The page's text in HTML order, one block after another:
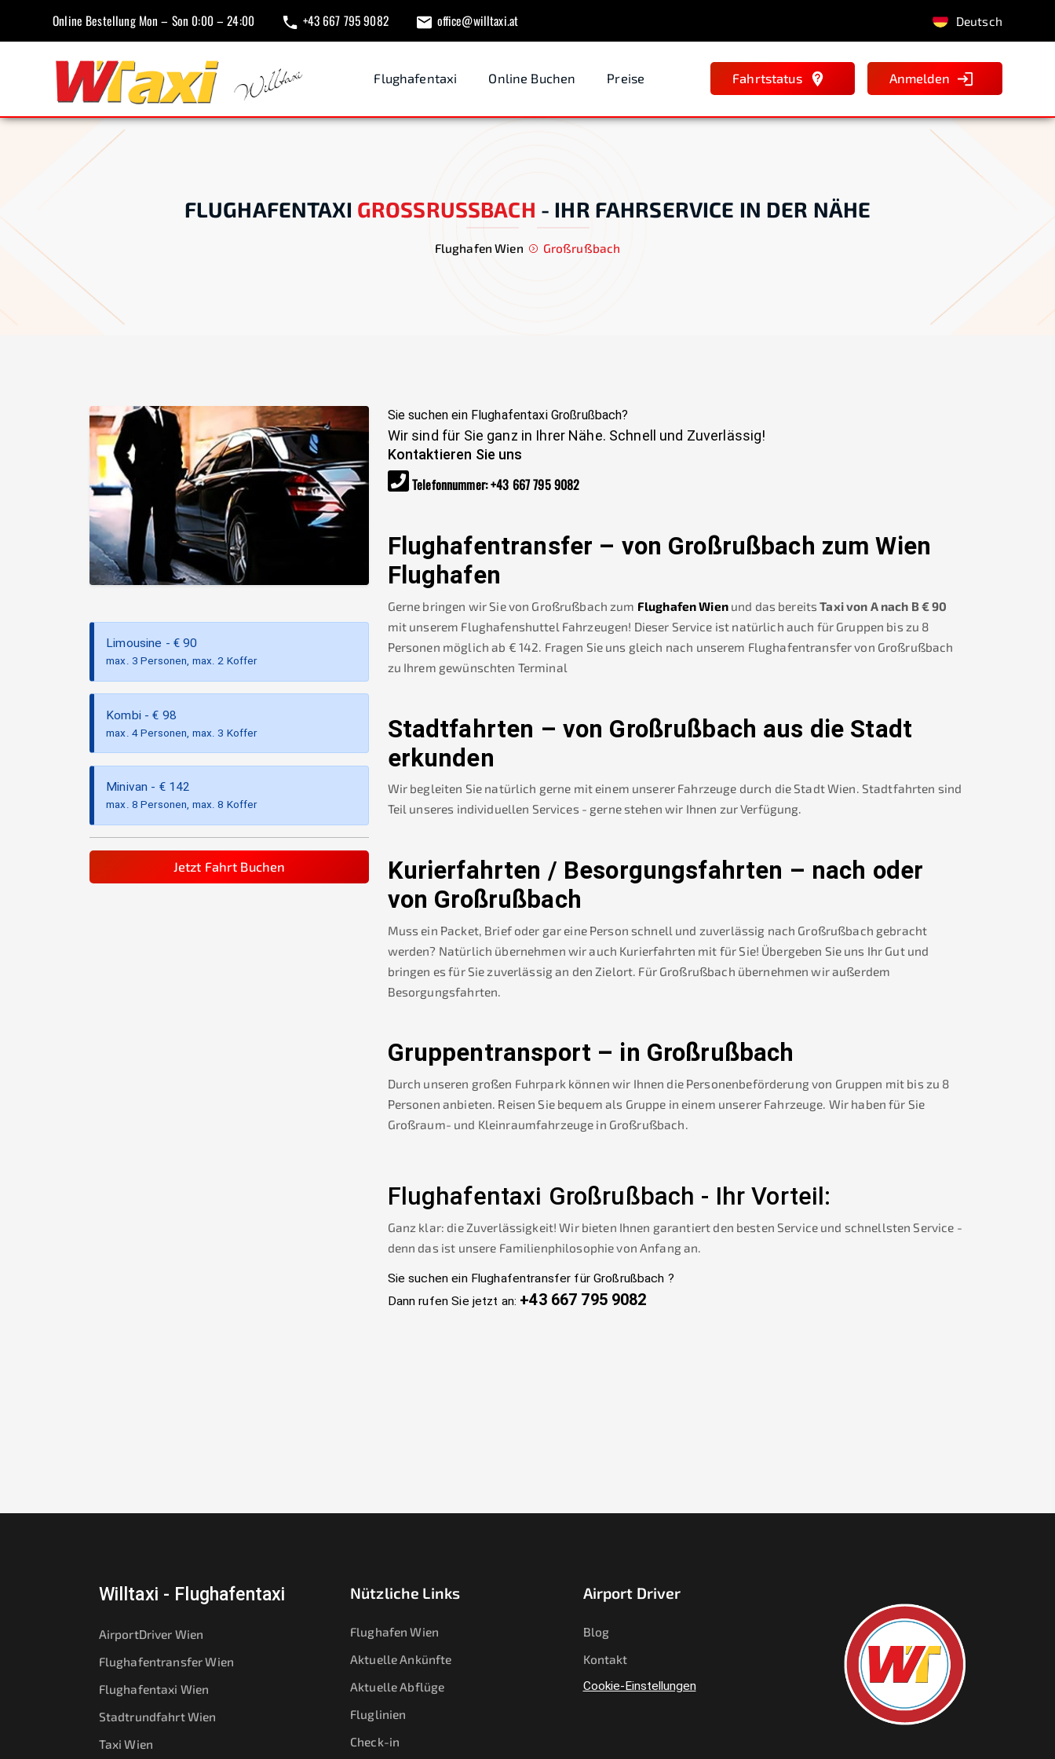
Online Bestellung Mon – Son 0:00 – 24:00 +43 667 795 9082 office@willtaxi.at Deutsch
Flughafentaxi Online Buchen Preise Fahrtstatus Anmelden
FLUGHAFENTAXI GROSSRUSSBACH - IHR FAHRSERVICE IN DER NÄHE
Flughafen Wien Großrußbach
Limousine - €90
max. 3 Personen, max. 2 Koffer
Kombi - € 98
max. 4 Personen, max. 3 Koffer
Minivan - € 142
max. 8 Personen, max. 8 Koffer
Jetzt Fahrt Buchen
Sie suchen ein Flughafentaxi Großrußbach?
Wir sind für Sie ganz in Ihrer Nähe. Schnell und Zuverlässig!
Kontaktieren Sie uns
Telefonnummer:+43 667 795 9082
Flughafentransfer – von Großrußbach zum Wien
Flughafen
Gerne bringen wir Sie von Großrußbach zum Flughafen Wien und das bereits Taxi von A nach B€90
mit unserem Flughafenshuttel Fahrzeugen! Dieser Service ist natürlich auch für Gruppen bis zu 8
Personen möglich ab € 142. Fragen Sie uns gleich nach unserem Flughafentransfer von Großrußbach
zu Ihrem gewünschten Terminal
Stadtfahrten – von Großrußbach aus die Stadt
erkunden
Wir begleiten Sie natürlich gerne mit einem unserer Fahrzeuge durch die Stadt Wien. Stadtfahrten sind
Teil unseres individuellen Services - gerne stehen wir Ihnen zur Verfügung.
Kurierfahrten / Besorgungsfahrten – nach oder
von Großrußbach
Muss ein Packet, Brief oder gar eine Person schnell und zuverlässig nach Großrußbach gebracht
werden? Natürlich übernehmen wir auch Kurierfahrten mit für Sie! Übergeben Sie uns Ihr Gut und
bringen es für Sie zuverlässig an den Zielort. Für Großrußbach übernehmen wir außerdem
Besorgungsfahrten.
Gruppentransport – in Großrußbach
Durch unseren großen Fuhrpark können wir Ihnen die Personenbeförderung von Gruppen mit bis zu 8
Personen anbieten. Reisen Sie bequem als Gruppe in einem unserer Fahrzeuge. Wir haben für Sie
Großraum- und Kleinraumfahrzeuge in Großrußbach.
Flughafentaxi Großrußbach - Ihr Vorteil:
Ganz klar: die Zuverlässigkeit! Wir bieten Ihnen garantiert den besten Service und schnellsten Service -
denn das ist unsere Familienphilosophie von Anfang an.
Sie suchen ein Flughafentransfer für Großrußbach ?
Dann rufen Sie jetzt an: +43 667 795 9082
Willtaxi - Flughafentaxi
AirportDriver Wien
Flughafentransfer Wien
Flughafentaxi Wien
Stadtrundfahrt Wien
Taxi Wien
Nützliche Links
Flughafen Wien
Aktuelle Ankünfte
Aktuelle Abflüge
Fluglinien
Check-in
Airport Driver
Blog
Kontakt
Cookie-Einstellungen